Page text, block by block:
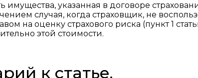
имущества, указанная в договоре
случая, когда страховщик, не
на оценку страхового риска (пункт 1
этой стоимости.
к статье.